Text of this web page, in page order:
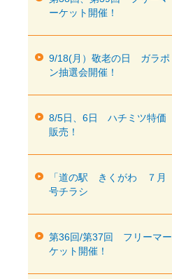
ーケット開催！
9/18(月）敬老の日 ガラポ
ン抽選会開催！
8/5日、6日 ハチミツ特価
販売！
「道の駅 きくがわ ７月
号チラシ
第36回/第37回 フリーマー
ケット開催！